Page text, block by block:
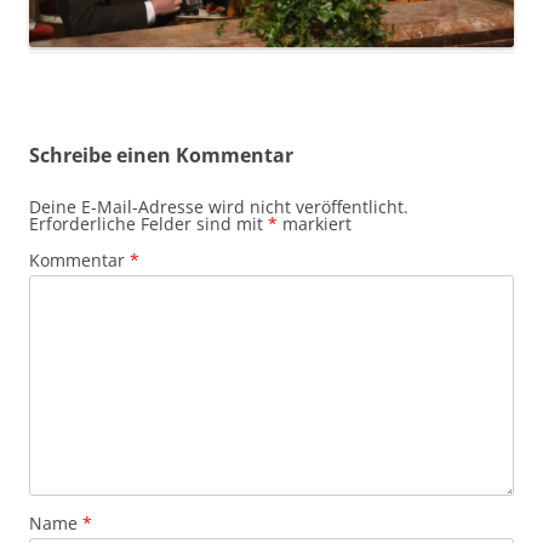
Schreibe einen Kommentar
Deine E-Mail-Adresse wird nicht veröffentlicht.
Erforderliche Felder sind mit * markiert
Kommentar *
Name *